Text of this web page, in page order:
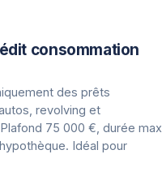
consommation
des prêts
revolving et
75 000 €, durée max
Idéal pour